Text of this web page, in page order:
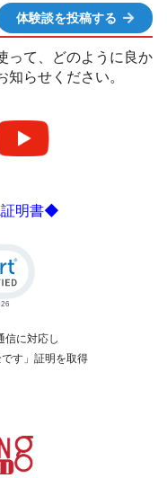
体験談を投稿する
って、どのように良か
らせください。
明書◆
に対応し
す」証明を取得